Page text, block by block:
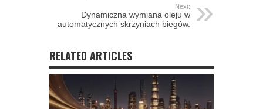
Next:
Dynamiczna wymiana oleju w
automatycznych skrzyniach biegów.
RELATED ARTICLES